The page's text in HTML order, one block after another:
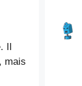
Il
mais